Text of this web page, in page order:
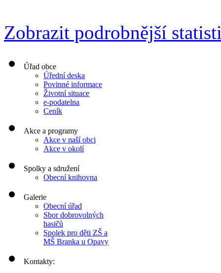
Zobrazit podrobnější
Úřad obce
Úřední deska
Povinné informace
Životní situace
e-podatelna
Ceník
Akce a programy
Akce v naší obci
Akce v okolí
Spolky a sdružení
Obecní knihovna
Galerie
Obecní úřad
Sbor dobrovolných
hasičů
Spolek pro děti ZŠ a
MŠ Branka u Opavy
Kontakty: